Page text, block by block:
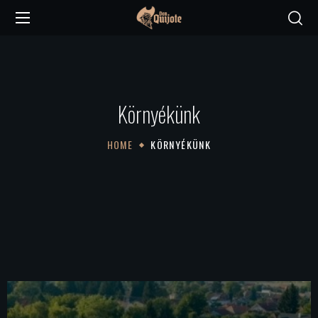
Környékünk
HOME KÖRNYÉKÜNK